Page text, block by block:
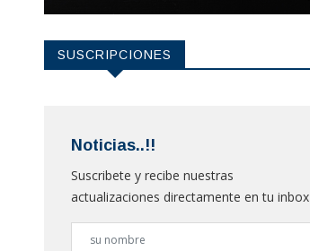
SUSCRIPCIONES
Noticias..!!
Suscribete y recibe nuestras
actualizaciones directamente en tu inbox